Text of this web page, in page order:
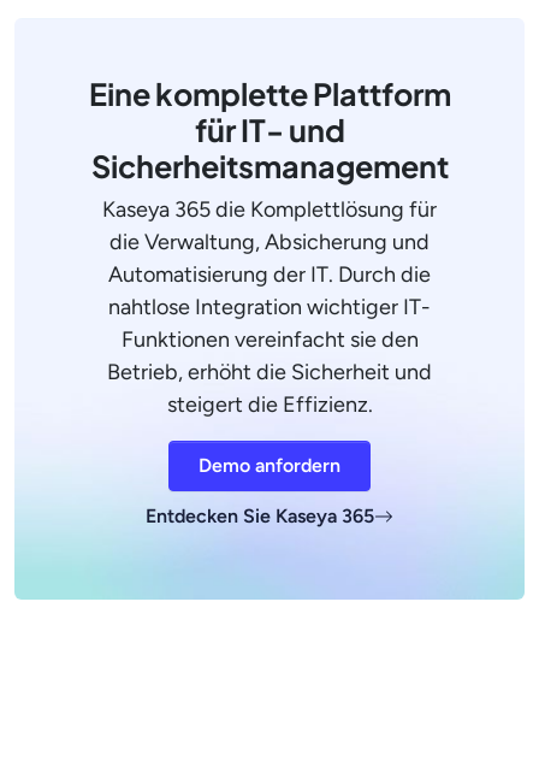
Eine komplette Plattform
für IT- und
Sicherheitsmanagement
Kaseya 365 die Komplettlösung für
die Verwaltung, Absicherung und
Automatisierung der IT. Durch die
nahtlose Integration wichtiger IT-
Funktionen vereinfacht sie den
Betrieb, erhöht die Sicherheit und
steigert die Effizienz.
Demo anfordern
Entdecken Sie Kaseya 365